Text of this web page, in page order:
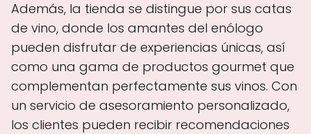
Además, la tienda se distingue por sus catas
de vino, donde los amantes del enólogo
pueden disfrutar de experiencias únicas, así
como una gama de productos gourmet que
complementan perfectamente sus vinos. Con
un servicio de asesoramiento personalizado,
los clientes pueden recibir recomendaciones